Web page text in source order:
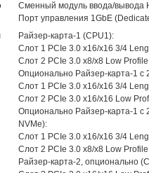
Сменный модуль ввода/вывода
Порт управления 1GbE
Райзер-карта-1 (CPU1):
Слот 1 PCIe 3.0 x16/x16 3/4
Слот 2 PCIe 3.0 x8/x8 Low
Опционально Райзер-карта-1 с
Слот 1 PCIe 3.0 x16/x16 3/4
Слот 2 PCIe 3.0 x16/x16 Low
Опционально Райзер-карта-1 с
NVMe):
Слот 1 PCIe 3.0 x16/x16 3/4
Слот 2 PCIe 3.0 x8/x8 Low
Райзер-карта-2, опционально